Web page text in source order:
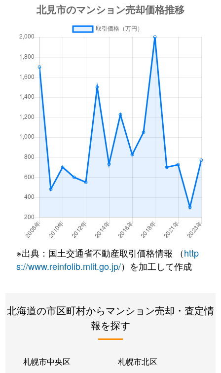
※出典：国土交通省不動産取引価格情報 （http
s://www.reinfolib.mlit.go.jp/）を加工して作成
北海道の市区町村からマンション売却・査定情
報を探す
札幌市中央区 札幌市北区